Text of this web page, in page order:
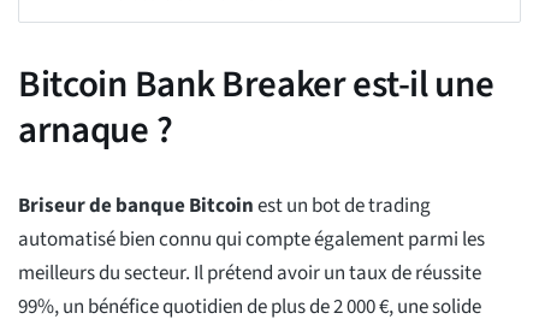
Bitcoin Bank Breaker est-il une
arnaque ?
Briseur de banque Bitcoinest un bot de trading
automatisé bien connu qui compte également parmi les
meilleurs du secteur. Il prétend avoir un taux de réussite
99%, un bénéfice quotidien de plus de 2 000 €, une solide